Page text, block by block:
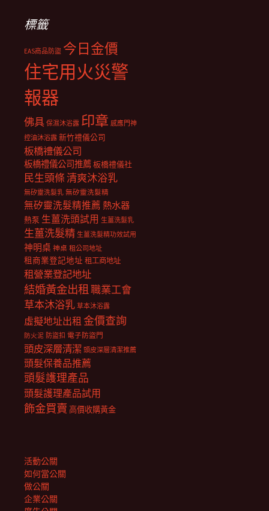
標籤
EAS商品防盜 今日金價
住宅用火災警
報器
佛具 保濕沐浴露 印章 感應門神
控油沐浴露 新竹禮儀公司
板橋禮儀公司
板橋禮儀公司推薦板橋禮儀社
民生頭條清爽沐浴乳
無矽靈洗髮乳 無矽靈洗髮精
無矽靈洗髮精推薦 熱水器
熱泵 生薑洗頭試用 生薑洗髮乳
生薑洗髮精 生薑洗髮精功效試用
神明桌 神桌 租公司地址
租商業登記地址 租工商地址
租營業登記地址
結婚黃金出租職業工會
草本沐浴乳 草本沐浴露
虛擬地址出租 金價查詢
防火泥 防盜扣 電子防盜門
頭皮深層清潔 頭皮深層清潔推薦
頭髮保養品推薦
頭髮護理產品
頭髮護理產品試用
飾金買賣 高價收購黃金
活動公關
如何當公關
做公關
企業公關